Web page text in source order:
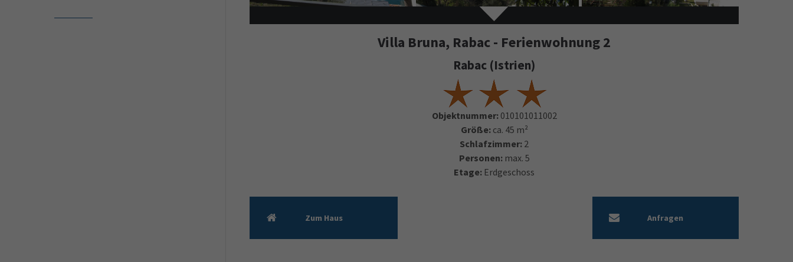
Villa Bruna, Rabac - Ferienwohnung 2
Rabac (Istrien)
Objektnummer:010101011002
Größe: ca. 45 m²
Schlafzimmer: 2
Personen: max. 5
Etage: Erdgeschoss
Zum Haus Anfragen